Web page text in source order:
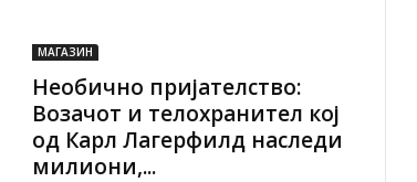
МАГАЗИН
Необично пријателство:
Возачот и телохранител кој
од Карл Лагерфилд наследи
милиони,...